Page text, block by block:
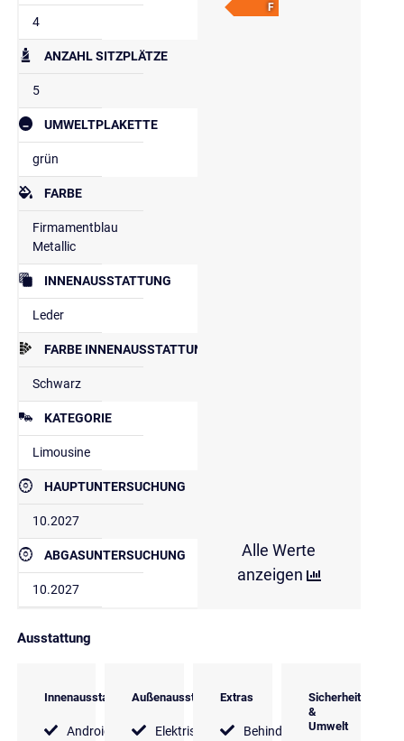
4
ANZAHL SITZPLÄTZE
5
UMWELTPLAKETTE
grün
FARBE
Firmamentblau
Metallic
INNENAUSSTATTUNG
Leder
FARBE INNENAUSSTATTUNG
Schwarz
KATEGORIE
Limousine
HAUPTUNTERSUCHUNG
10.2027
ABGASUNTERSUCHUNG
10.2027
F
Alle Werte
anzeigen
Ausstattung
Innenausstattung
Android
Außenausstattung
Elektrische
Extras
Behindertengerecht
Sicherheit
&
Umwelt